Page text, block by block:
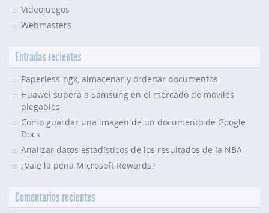
Videojuegos
Webmasters
Entradas recientes
Paperless-ngx, almacenar y ordenar documentos
Huawei supera a Samsung en el mercado de móviles
plegables
Como guardar una imagen de un documento de Google
Docs
Analizar datos estadísticos de los resultados de la NBA
¿Vale la pena Microsoft Rewards?
Comentarios recientes